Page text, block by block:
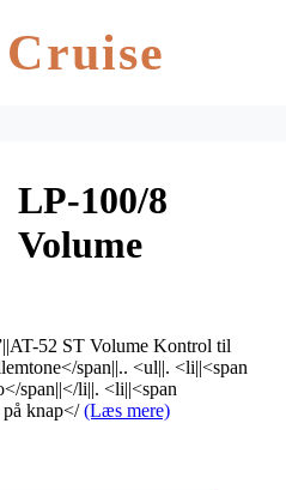
LP-100/8
Volume
52 ST Volume Kontrol til
span||.. <ul||. <li||<span
span||</li||. <li||<span
på knap</(Læs mere)